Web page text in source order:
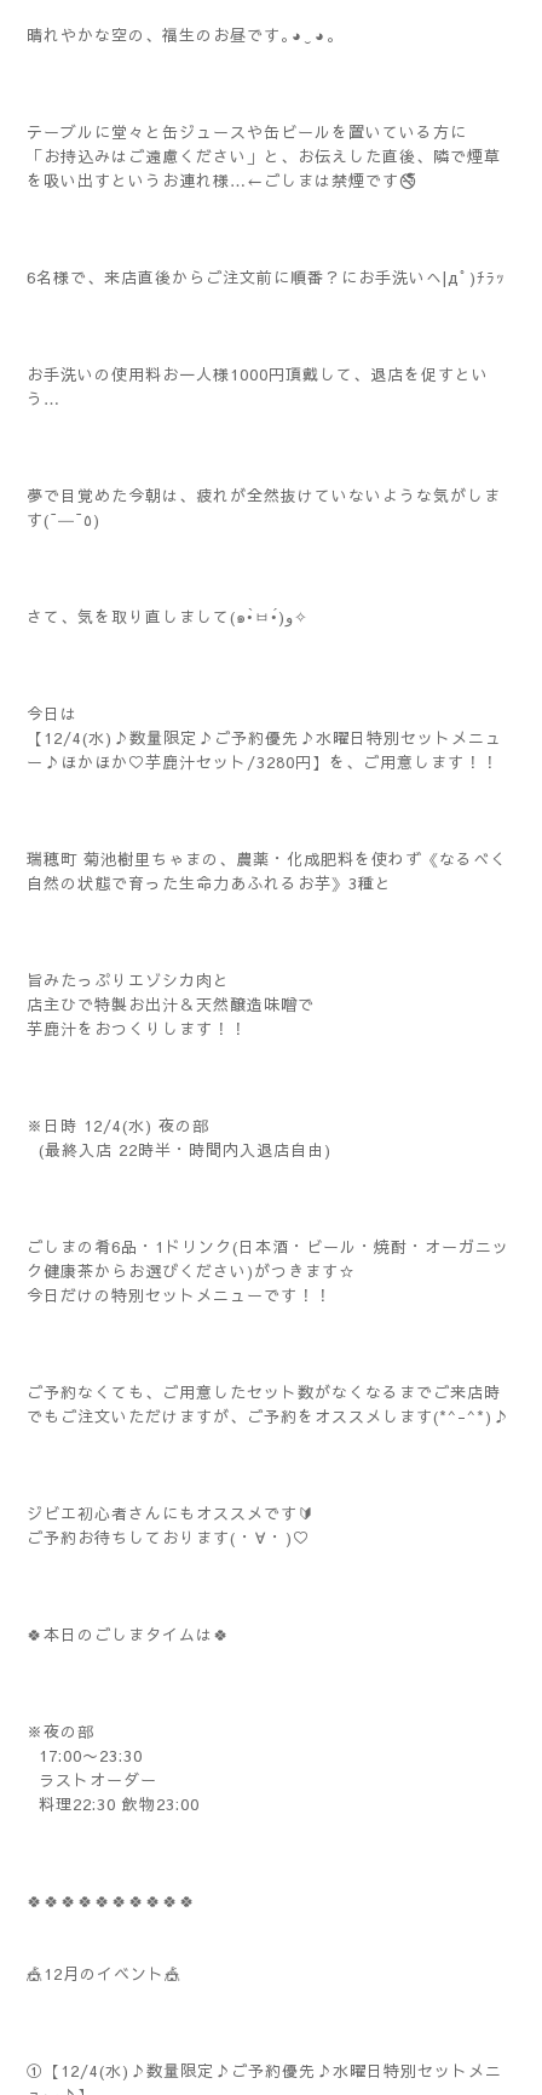
晴れやかな空の、福生のお昼です｡⁠◕⁠‿⁠◕⁠｡
テーブルに堂々と缶ジュースや缶ビールを置いている方に
「お持込みはご遠慮ください」と、お伝えした直後、隣で煙草
を吸い出すというお連れ様…←ごしまは禁煙です🚭️
6名様で、来店直後からご注文前に順番？にお手洗いへ|дﾟ)ﾁﾗｯ
お手洗いの使用料お一人様1000円頂戴して、退店を促すとい
う…
夢で目覚めた今朝は、疲れが全然抜けていないような気がしま
す(¯―¯٥)
さて、気を取り直しまして(๑•̀ㅂ•́)و✧
今日は
【12/4(水)♪数量限定♪ご予約優先♪水曜日特別セットメニュ
ー♪ほかほか♡芋鹿汁セット/3280円】を、ご用意します！！
瑞穂町 菊池樹里ちゃまの、農薬・化成肥料を使わず《なるべく
自然の状態で育った生命力あふれるお芋》3種と
旨みたっぷりエゾシカ肉と
店主ひで特製お出汁＆天然醸造味噌で
芋鹿汁をおつくりします！！
※日時 12/4(水) 夜の部
(最終入店 22時半・時間内入退店自由)
ごしまの肴6品・1ドリンク(日本酒・ビール・焼酎・オーガニッ
ク健康茶からお選びください)がつきます☆
今日だけの特別セットメニューです！！
ご予約なくても、ご用意したセット数がなくなるまでご来店時
でもご注文いただけますが、ご予約をオススメします(*^-^*)♪
ジビエ初心者さんにもオススメです🔰
ご予約お待ちしております(⁠・⁠∀⁠・⁠)♡
🍀本日のごしまタイムは🍀
※夜の部
17:00〜23:30
ラストオーダー
料理22:30 飲物23:00
🍀🍀🍀🍀🍀🍀🍀🍀🍀🍀
🎪12月のイベント🎪
①【12/4(水)♪数量限定♪ご予約優先♪水曜日特別セットメニ